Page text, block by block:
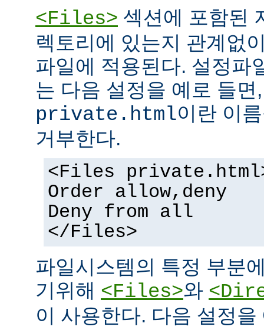
<Files> 섹션에 포함된
렉토리에 있는지 관계없
파일에 적용된다. 설정파
는 다음 설정을 예로 들
private.html이란 이
거부한다.
<Files
Order allow,deny
Deny from all
</Files>
파일시스템의 특정 부분
기위해 <Files>와
이 사용한다. 다음 설정을